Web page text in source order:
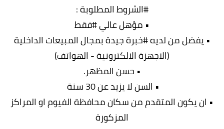
#الشروط المطلوبة :
• مؤهل عالي #فقط
• يفضل من لديه #خبرة جيدة بمجال المبيعات الداخلية
(الاجهزة الالكترونية - الهواتف)
• حسن المظهر.
• السن لا يزيد عن 30 سنة
• ان يكون المتقدم من سكان محافظة الفيوم او المراكز
المزكورة